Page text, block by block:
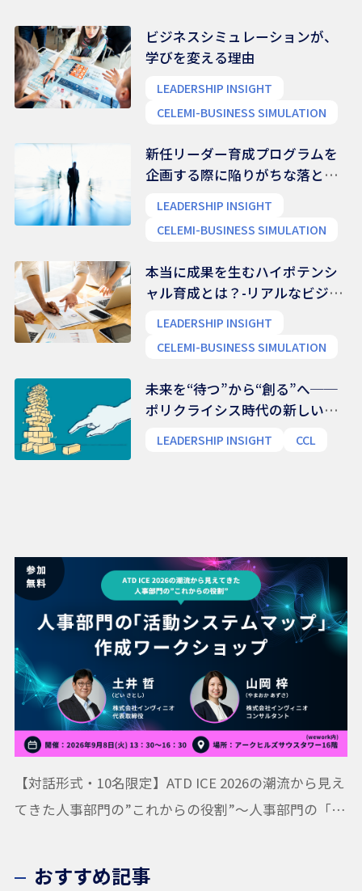
ビジネスシミュレーションが、
学びを変える理由
LEADERSHIP INSIGHT
CELEMI-BUSINESS SIMULATION
新任リーダー育成プログラムを
企画する際に陥りがちな落とし
LEADERSHIP INSIGHT
CELEMI-BUSINESS SIMULATION
本当に成果を生むハイポテンシ
ャル育成とは？-リアルなビジネ
LEADERSHIP INSIGHT
CELEMI-BUSINESS SIMULATION
未来を“待つ”から“創る”へ──
ポリクライシス時代の新しいリ
LEADERSHIP INSIGHT CCL
【対話形式・10名限定】ATD ICE 2026の潮流から見え
てきた人事部門の”これからの役割”〜人事部門の「活
おすすめ記事